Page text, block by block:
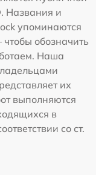
Названия и
упоминаются
обозначить
Наша
их
выполняются
в
со ст.